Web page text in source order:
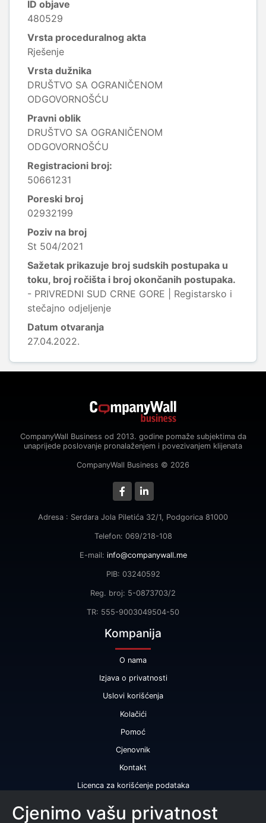
ID objave
480529
Vrsta proceduralnog akta
Rješenje
Vrsta dužnika
DRUŠTVO SA OGRANIČENOM
ODGOVORNOŠĆU
Pravni oblik
DRUŠTVO SA OGRANIČENOM
ODGOVORNOŠĆU
Registracioni broj:
50661231
Poreski broj
02932199
Poziv na broj
St 504/2021
Sažetak prikazuje broj sudskih postupaka u
toku, broj ročišta i broj okončanih postupaka.
- PRIVREDNI SUD CRNE GORE | Registarsko i
stečajno odjeljenje
Datum otvaranja
27.04.2022.
CompanyWall Business od 2013. godine pomaže subjektima da
unaprijede poslovanje pronalaženjem i povezivanjem klijenata
CompanyWall Business © 2026
Adresa : Serdara Jola Piletića 32/1, Podgorica 81000
Telefon: 069/218-108
E-mail: info@companywall.me
PIB: 03240592
Reg. broj: 5-0873703/2
TR: 555-9003049504-50
Kompanija
O nama
Izjava o privatnosti
Uslovi korišćenja
Kolačići
Pomoć
Cjenovnik
Kontakt
Licenca za korišćenje podataka
Naše usluge
Cjenimo vašu privatnost